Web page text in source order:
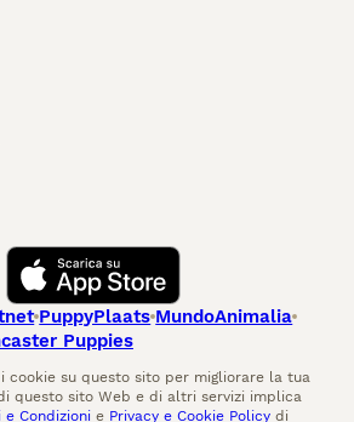
PuppyPlaats MundoAnimalia
Puppies
cookie su questo sito per migliorare la tua
questo sito Web e di altri servizi implica
e Condizioni e Privacy e Cookie Policy di